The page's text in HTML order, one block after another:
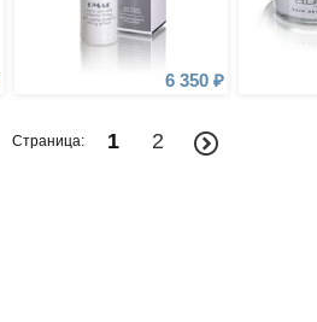
6 350 ₽
Страница: 1 2